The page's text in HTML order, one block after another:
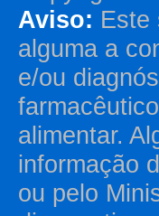
Aviso: Este
alguma a
e/ou
alimentar.
informação
ou pelo